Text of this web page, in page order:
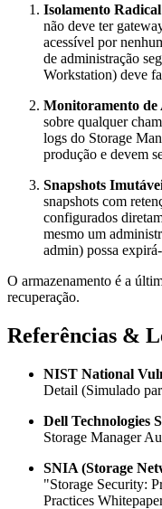
Isolamento
não deve ter
acessível por
de administração
Workstation) deve
Monitoramento de
sobre qualquer
logs do Storage
produção e devem
Snapshots
snapshots com
configurados
mesmo um
admin) possa
O armazenamento é a
recuperação.
Referências &
NIST National
Detail (Simulado
Dell Technologies
Storage Manager
SNIA (Storage
"Storage Security:
Practices